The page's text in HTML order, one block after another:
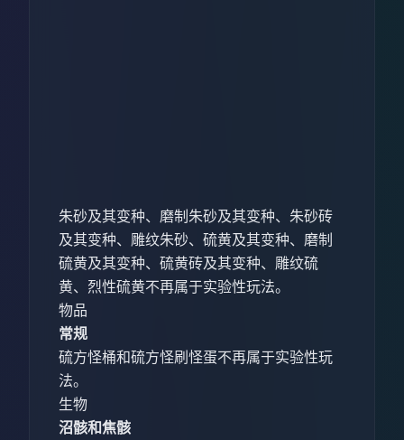
朱砂及其变种、磨制朱砂及其变种、朱砂砖
及其变种、雕纹朱砂、硫黄及其变种、磨制
硫黄及其变种、硫黄砖及其变种、雕纹硫
黄、烈性硫黄不再属于实验性玩法。
物品
常规
硫方怪桶和硫方怪刷怪蛋不再属于实验性玩
法。
生物
沼骸和焦骸